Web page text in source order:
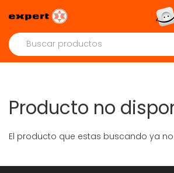
Producto no
El producto que estas buscando ya